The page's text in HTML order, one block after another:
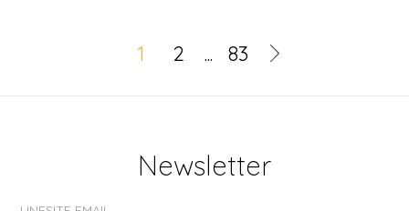
1 2 ... 83
Newsletter